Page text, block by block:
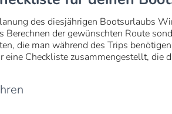
des diesjährigen Bootsurlaubs
Berechnen der gewünschten Route
die man während des Trips
Checkliste zusammengestellt, die